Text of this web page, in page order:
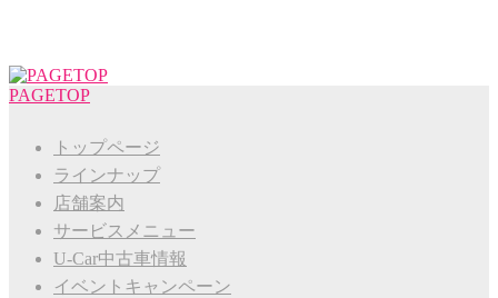
PAGETOP
トップページ
ラインナップ
店舗案内
サービスメニュー
U-Car中古車情報
イベントキャンペーン